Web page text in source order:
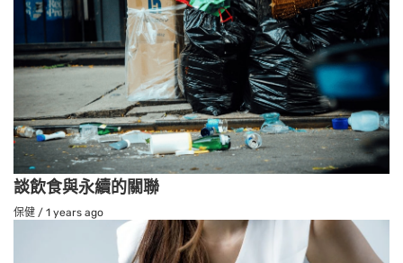
談飲食與永續的關聯
保健 / 1 years ago